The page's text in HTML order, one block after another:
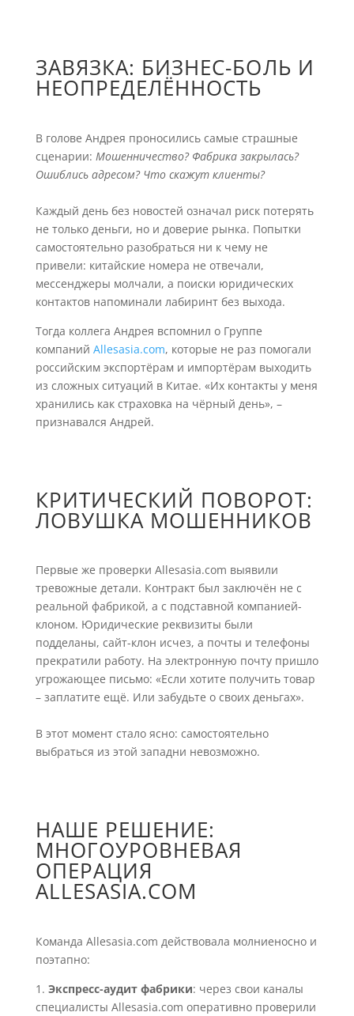
ЗАВЯЗКА: БИЗНЕС-БОЛЬ И
НЕОПРЕДЕЛЁННОСТЬ
В голове Андрея проносились самые страшные
сценарии: Мошенничество? Фабрика закрылась?
Ошиблись адресом? Что скажут клиенты?
Каждый день без новостей означал риск потерять
не только деньги, но и доверие рынка. Попытки
самостоятельно разобраться ни к чему не
привели: китайские номера не отвечали,
мессенджеры молчали, а поиски юридических
контактов напоминали лабиринт без выхода.
Тогда коллега Андрея вспомнил о Группе
компаний Allesasia.com, которые не раз помогали
российским экспортёрам и импортёрам выходить
из сложных ситуаций в Китае. «Их контакты у меня
хранились как страховка на чёрный день», –
признавался Андрей.
КРИТИЧЕСКИЙ ПОВОРОТ:
ЛОВУШКА МОШЕННИКОВ
Первые же проверки Allesasia.com выявили
тревожные детали. Контракт был заключён не с
реальной фабрикой, а с подставной компанией-
клоном. Юридические реквизиты были
подделаны, сайт-клон исчез, а почты и телефоны
прекратили работу. На электронную почту пришло
угрожающее письмо: «Если хотите получить товар
– заплатите ещё. Или забудьте о своих деньгах».
В этот момент стало ясно: самостоятельно
выбраться из этой западни невозможно.
НАШЕ РЕШЕНИЕ:
МНОГОУРОВНЕВАЯ
ОПЕРАЦИЯ
ALLESASIA.COM
Команда Allesasia.com действовала молниеносно и
поэтапно:
Экспресс-аудит фабрики: через свои каналы
специалисты Allesasia.com оперативно проверили